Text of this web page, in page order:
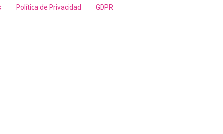
Política de Privacidad GDPR